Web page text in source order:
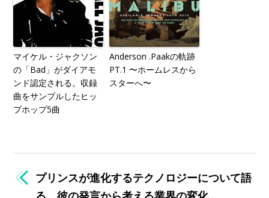
マイケル・ジャクソン
の「Bad」がダイアモ
ンド認定される。収録
曲をサンプルしたヒッ
プホップ5曲
Anderson .Paakの軌跡
PT.1 〜ホームレスから
スターへ〜
プリンスが進化するテクノロジーについて語